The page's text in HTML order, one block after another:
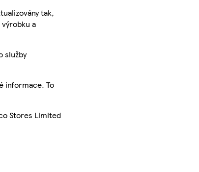
tak,
a
služby
informace. To
Stores Limited